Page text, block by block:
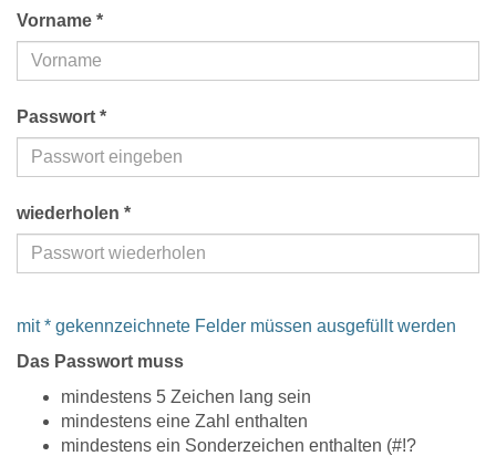
Vorname *
Passwort *
wiederholen *
mit * gekennzeichnete Felder müssen ausgefüllt werden
Das Passwort muss
mindestens 5 Zeichen lang sein
mindestens eine Zahl enthalten
mindestens ein Sonderzeichen enthalten (#!?